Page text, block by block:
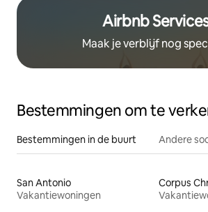
Airbnb
Maak je verblijf nog
Bestemmingen om te
Bestemmingen in de buurt Andere
San Antonio
Vakantiewoningen
Corpus